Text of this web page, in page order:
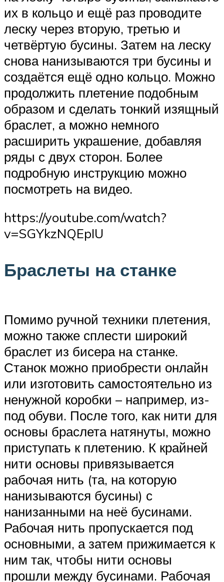
их в кольцо и ещё раз проводите
леску через вторую, третью и
четвёртую бусины. Затем на леску
снова нанизываются три бусины и
создаётся ещё одно кольцо. Можно
продолжить плетение подобным
образом и сделать тонкий изящный
браслет, а можно немного
расширить украшение, добавляя
ряды с двух сторон. Более
подробную инструкцию можно
посмотреть на видео.
https://youtube.com/watch?
v=SGYkzNQEpIU
Браслеты на станке
Помимо ручной техники плетения,
можно также сплести широкий
браслет из бисера на станке.
Станок можно приобрести онлайн
или изготовить самостоятельно из
ненужной коробки – например, из-
под обуви. После того, как нити для
основы браслета натянуты, можно
приступать к плетению. К крайней
нити основы привязывается
рабочая нить (та, на которую
нанизываются бусины) с
нанизанными на неё бусинами.
Рабочая нить пропускается под
основными, а затем прижимается к
ним так, чтобы нити основы
прошли между бусинами. Рабочая